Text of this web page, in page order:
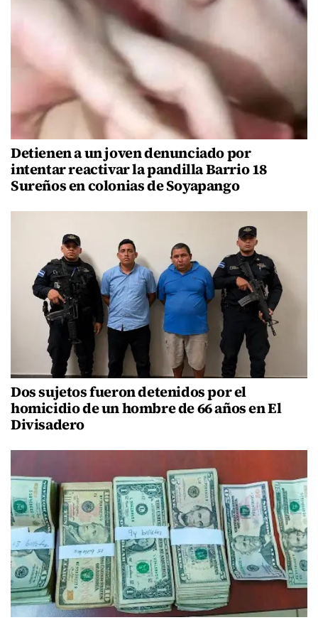
Detienen a un joven denunciado por
intentar reactivar la pandilla Barrio 18
Sureños en colonias de Soyapango
Dos sujetos fueron detenidos por el
homicidio de un hombre de 66 años en El
Divisadero